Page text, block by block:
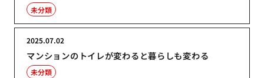
未分類
マンションのトイレが変わると暮らしも変わる
2025.07.02
未分類